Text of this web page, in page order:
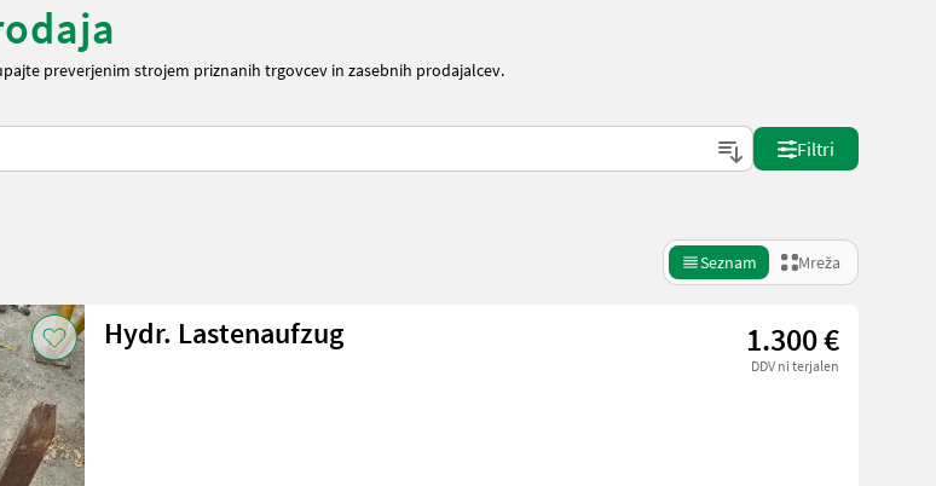
preverjenim strojem priznanih trgovcev in zasebnih prodajalcev.
Filtri
Seznam Mreža
Hydr. Lastenaufzug 1.300 €
DDV ni terjalen